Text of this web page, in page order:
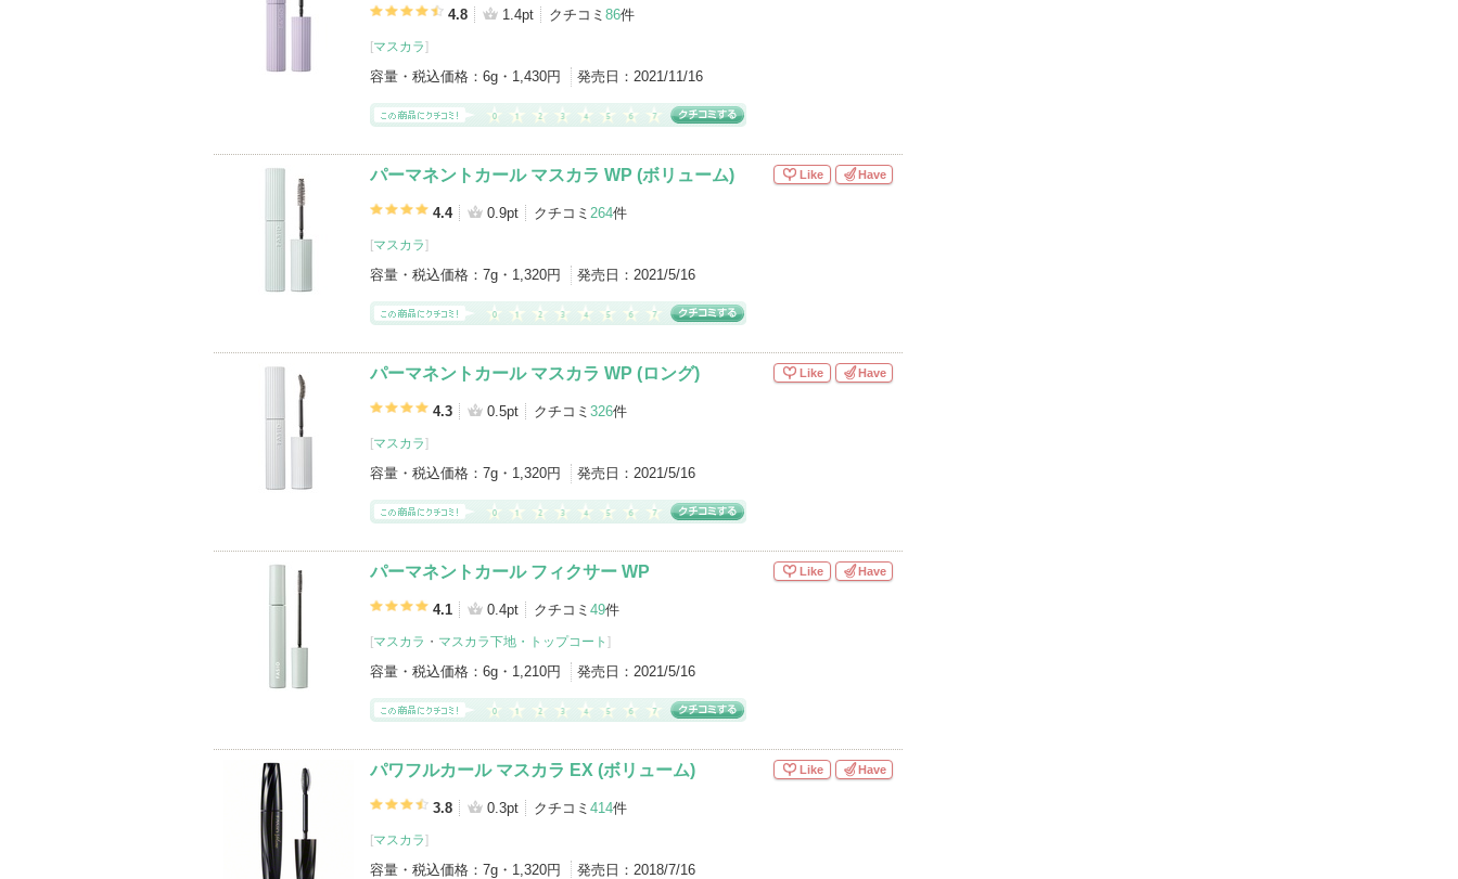
グサイトへ
4.8 1.4pt クチコミ 86件
[マスカラ]
容量・税込価格： 6g・1,430円 発売日： 2021/11/16
パーマネントカール マスカラ WP (ボリューム)
4.4 0.9pt クチコミ 264件
[マスカラ]
容量・税込価格： 7g・1,320円 発売日： 2021/5/16
Like Have
パーマネントカール マスカラ WP (ロング)
4.3 0.5pt クチコミ 326件
[マスカラ]
容量・税込価格： 7g・1,320円 発売日： 2021/5/16
Like Have
パーマネントカール フィクサー WP
4.1 0.4pt クチコミ 49件
[マスカラ ・ マスカラ下地・トップコート ]
容量・税込価格： 6g・1,210円 発売日： 2021/5/16
Like Have
パワフルカール マスカラ EX (ボリューム)
3.8 0.3pt クチコミ 414件
[マスカラ]
容量・税込価格： 7g・1,320円 発売日： 2018/7/16
Like Have